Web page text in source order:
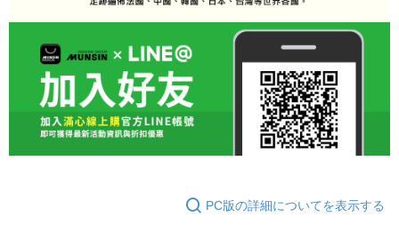
PC版の詳細についてを表示する